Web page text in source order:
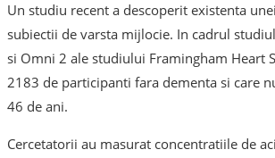
Un studiu recent a descoperit existenta
subiectii de varsta mijlocie. In cadrul
si Omni 2 ale studiului Framingham Heart
2183 de participanti fara dementa si care
46 de ani.
Cercetatorii au masurat concentratiile de